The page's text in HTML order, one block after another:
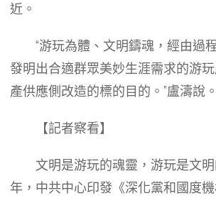
近。
“游玩為體、文明鑄魂，經由過
發明出合適群眾美妙生涯需求的游
產供應側改造的標的目的。”盧濤說。
【記者察看】
文明是游玩的魂靈，游玩是文明
年，中共中心印發《深化黨和國度機